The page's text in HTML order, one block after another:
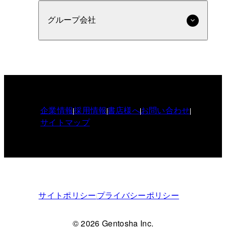
グループ会社
企業情報採用情報書店様へお問い合わせ
サイトマップ
サイトポリシープライバシーポリシー
© 2026 Gentosha Inc.